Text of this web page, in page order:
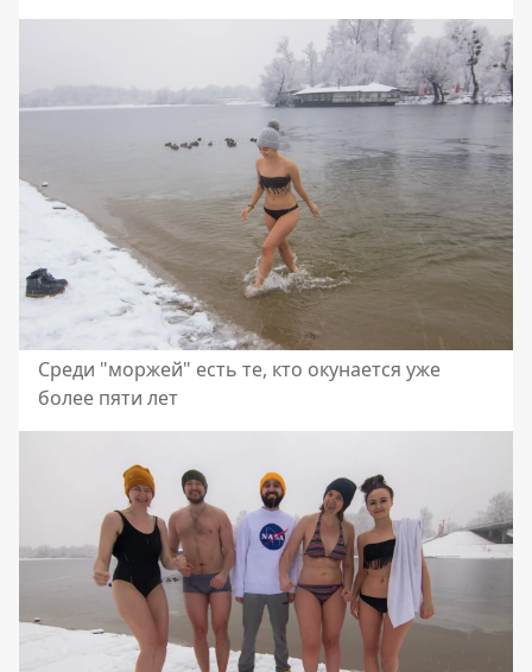
Среди "моржей" есть те, кто окунается уже
более пяти лет